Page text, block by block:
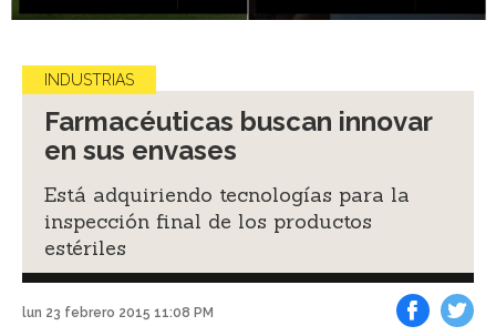
INDUSTRIAS
Farmacéuticas buscan innovar
en sus envases
Está adquiriendo tecnologías para la
inspección final de los productos
estériles
lun 23 febrero 2015 11:08 PM